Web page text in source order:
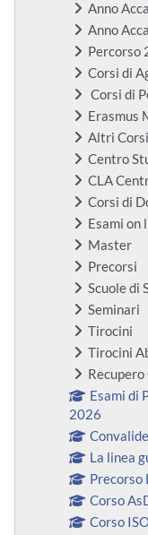
Anno
Anno
Percorso
Corsi di
Corsi di
Erasmus
Altri Corsi
Centro
CLA
Corsi di
Esami on
Master
Precorsi
Scuole di
Seminari
Tirocini
Tirocini
Esami di
2026
La linea
Precorso
Corso
Corso